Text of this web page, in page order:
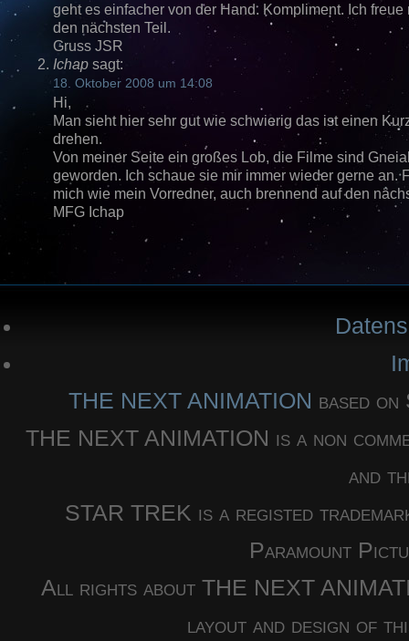
geht es einfacher von der Hand. Kompliment. Ich freue
den nächsten Teil.
Gruss JSR
Ichap sagt:
18. Oktober 2008 um 14:08
Hi,
Man sieht hier sehr gut wie schwierig das ist einen
drehen.
Von meiner Seite ein großes Lob, die Filme sind
geworden. Ich schaue sie mir immer wieder gerne an.
mich wie mein Vorredner, auch brennend auf den
MFG Ichap
THE NEXT ANIMATION based
THE NEXT ANIMATION is a non
and
STAR TREK is a registed
Paramount
All rights about THE NEXT
layout and design of